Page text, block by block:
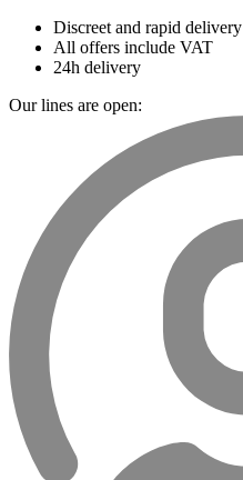
Discreet and rapid delivery
All offers include VAT
24h delivery
Our lines are open: